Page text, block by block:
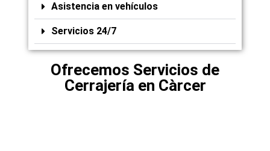
Asistencia en vehículos
Servicios 24/7
Ofrecemos Servicios de
Cerrajería en Càrcer